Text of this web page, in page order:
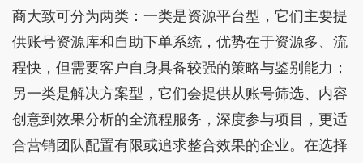
商大致可分为两类：一类是资源平台型，它们主要提
供账号资源库和自助下单系统，优势在于资源多、流
程快，但需要客户自身具备较强的策略与鉴别能力；
另一类是解决方案型，它们会提供从账号筛选、内容
创意到效果分析的全流程服务，深度参与项目，更适
合营销团队配置有限或追求整合效果的企业。在选择